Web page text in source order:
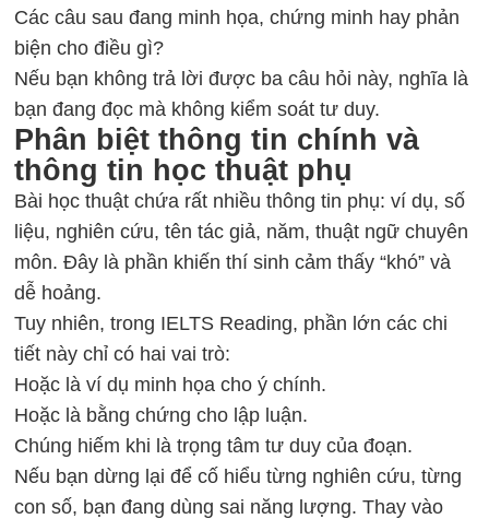
Các câu sau đang minh họa, chứng minh hay phản
biện cho điều gì?
Nếu bạn không trả lời được ba câu hỏi này, nghĩa là
bạn đang đọc mà không kiểm soát tư duy.
Phân biệt thông tin chính và
thông tin học thuật phụ
Bài học thuật chứa rất nhiều thông tin phụ: ví dụ, số
liệu, nghiên cứu, tên tác giả, năm, thuật ngữ chuyên
môn. Đây là phần khiến thí sinh cảm thấy “khó” và
dễ hoảng.
Tuy nhiên, trong IELTS Reading, phần lớn các chi
tiết này chỉ có hai vai trò:
Hoặc là ví dụ minh họa cho ý chính.
Hoặc là bằng chứng cho lập luận.
Chúng hiếm khi là trọng tâm tư duy của đoạn.
Nếu bạn dừng lại để cố hiểu từng nghiên cứu, từng
con số, bạn đang dùng sai năng lượng. Thay vào